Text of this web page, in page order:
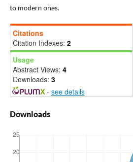
to modern ones.
Citations
Citation Indexes: 2
Usage
Abstract Views: 4
Downloads: 3
- see details
Downloads